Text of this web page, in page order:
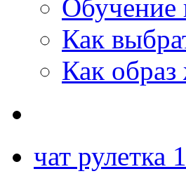
Обучение
Как
Как образ
чат рулетка